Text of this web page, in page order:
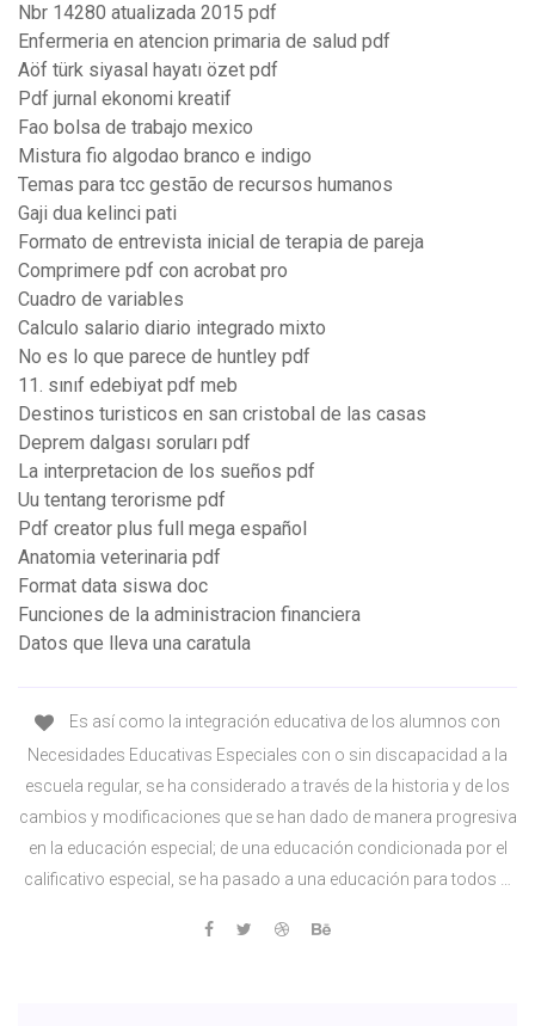
Nbr 14280 atualizada 2015 pdf
Enfermeria en atencion primaria de salud pdf
Aöf türk siyasal hayatı özet pdf
Pdf jurnal ekonomi kreatif
Fao bolsa de trabajo mexico
Mistura fio algodao branco e indigo
Temas para tcc gestão de recursos humanos
Gaji dua kelinci pati
Formato de entrevista inicial de terapia de pareja
Comprimere pdf con acrobat pro
Cuadro de variables
Calculo salario diario integrado mixto
No es lo que parece de huntley pdf
11. sınıf edebiyat pdf meb
Destinos turisticos en san cristobal de las casas
Deprem dalgası soruları pdf
La interpretacion de los sueños pdf
Uu tentang terorisme pdf
Pdf creator plus full mega español
Anatomia veterinaria pdf
Format data siswa doc
Funciones de la administracion financiera
Datos que lleva una caratula
Es así como la integración educativa de los alumnos con
Necesidades Educativas Especiales con o sin discapacidad a la
escuela regular, se ha considerado a través de la historia y de los
cambios y modificaciones que se han dado de manera progresiva
en la educación especial; de una educación condicionada por el
calificativo especial, se ha pasado a una educación para todos …